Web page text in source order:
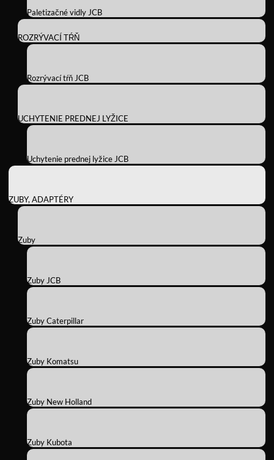
Paletizačné vidly JCB
ROZRÝVACÍ TŔŇ
Rozrývací tŕň JCB
UCHYTENIE PREDNEJ LYŽICE
Uchytenie prednej lyžice JCB
ZUBY, ADAPTÉRY
Zuby
Zuby JCB
Zuby Caterpillar
Zuby Komatsu
Zuby New Holland
Zuby Kubota